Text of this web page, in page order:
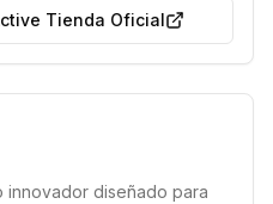
Tienda Oficial
innovador diseñado para